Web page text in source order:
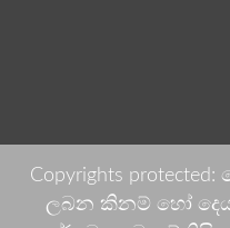
Copyrights
ලබන කිනම් හෝ